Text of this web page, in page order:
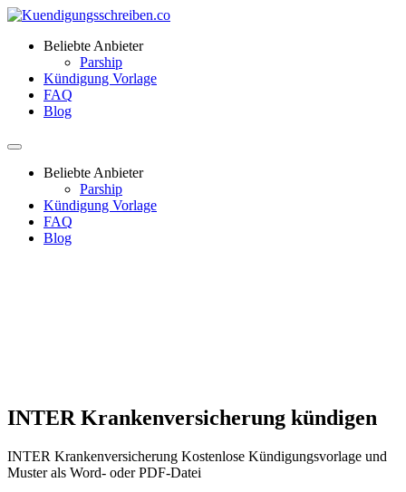
Beliebte Anbieter
Parship
Kündigung Vorlage
FAQ
Blog
Beliebte Anbieter
Parship
Kündigung Vorlage
FAQ
Blog
INTER Krankenversicherung kündigen
INTER Krankenversicherung Kostenlose Kündigungsvorlage und
Muster als Word- oder PDF-Datei